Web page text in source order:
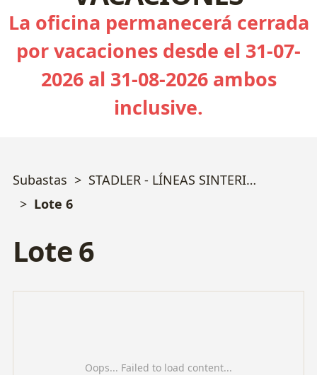
La oficina permanecerá cerrada
por vacaciones desde el 31-07-
2026 al 31-08-2026 ambos
inclusive.
Subastas
STADLER - LÍNEAS SINTERIZACIÓN, PULVIMETALURGIA y MECANIZADO
Lote 6
Lote 6
Oops... Failed to load content...